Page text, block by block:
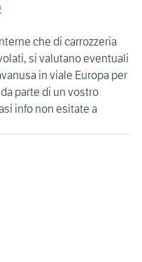
che di carrozzeria
si valutano eventuali
in viale Europa per
parte di un vostro
info non esitate a